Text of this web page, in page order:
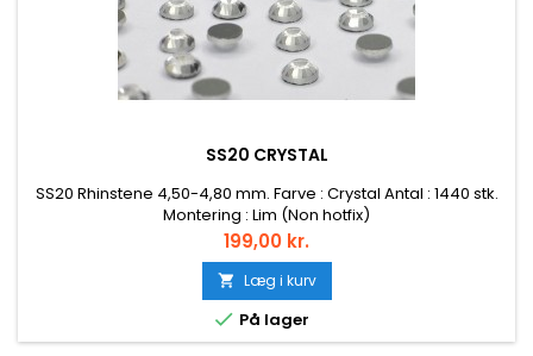
SS20 CRYSTAL
SS20 Rhinstene 4,50-4,80 mm. Farve : Crystal Antal : 1440 stk.
Montering : Lim (Non hotfix)
Pris
199,00 kr.
 Læg i kurv
 På lager